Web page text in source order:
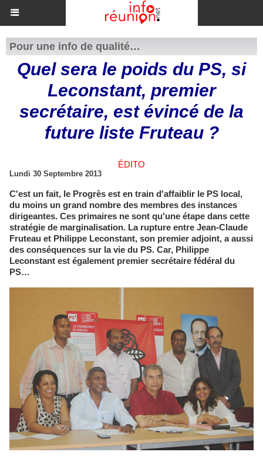
Pour une info de qualité…
Quel sera le poids du PS, si
Leconstant, premier
secrétaire, est évincé de la
future liste Fruteau ?
ÉDITO
Lundi 30 Septembre 2013
C'est un fait, le Progrès est en train d'affaiblir le PS local,
du moins un grand nombre des membres des instances
dirigeantes. Ces primaires ne sont qu'une étape dans cette
stratégie de marginalisation. La rupture entre Jean-Claude
Fruteau et Philippe Leconstant, son premier adjoint, a aussi
des conséquences sur la vie du PS. Car, Philippe
Leconstant est également premier secrétaire fédéral du
PS…